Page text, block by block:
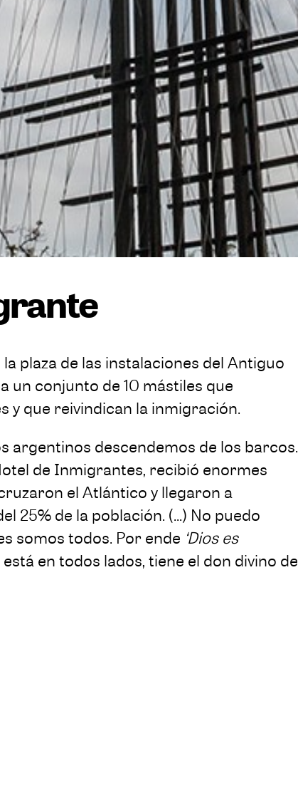
plaza de las instalaciones del Antiguo
un conjunto de 10 mástiles que
y que reivindican la inmigración.
argentinos descendemos de los barcos.
de Inmigrantes, recibió enormes
el Atlántico y llegaron a
25% de la población. (...) No puedo
somos todos. Por ende ‘Dios es
en todos lados, tiene el don divino de